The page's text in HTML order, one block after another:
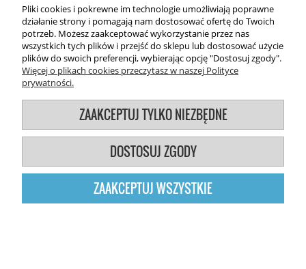
Użytkowanie sklepu oznacza zgodę na wykorzystywanie plików
cookies. Szczegółowe informacje w regulaminie.
POKAŻ PEŁNĄ WERSJĘ STRONY
Pliki cookies i pokrewne im technologie umożliwiają poprawne
działanie strony i pomagają nam dostosować ofertę do Twoich
potrzeb. Możesz zaakceptować wykorzystanie przez nas
wszystkich tych plików i przejść do sklepu lub dostosować użycie
plików do swoich preferencji, wybierając opcję "Dostosuj zgody".
Więcej o plikach cookies przeczytasz w naszej Polityce
prywatności.
ZAAKCEPTUJ TYLKO NIEZBĘDNE
DOSTOSUJ ZGODY
ZAAKCEPTUJ WSZYSTKIE